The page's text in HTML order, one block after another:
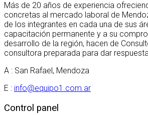
Más de 20 años de experiencia
concretas al mercado laboral de
de los integrantes en cada una de sus
capacitación permanente y a su
desarrollo de la región, hacen de
consultora preparada para dar
A : San Rafael, Mendoza
E : info@equipo1.com.ar
Control panel